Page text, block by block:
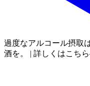
過度なアルコール摂取
酒を。 | 詳しくはこち